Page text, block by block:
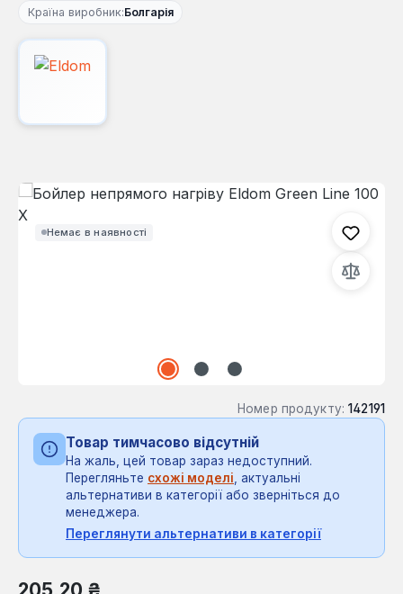
Країна виробник:Болгарія
Немає в наявності
Пропустити галерею зображень
Номер продукту: 142191
Товар тимчасово відсутній
На жаль, цей товар зараз недоступний.
Перегляньте схожі моделі , актуальні
альтернативи в категорії або зверніться до
менеджера.
Переглянути альтернативи в категорії
Звичайна ціна: